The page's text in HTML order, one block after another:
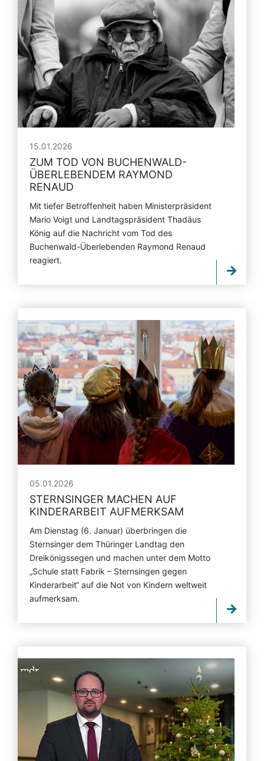
15.01.2026
ZUM TOD VON BUCHENWALD-
ÜBERLEBENDEM RAYMOND
RENAUD
Mit tiefer Betroffenheit haben Ministerpräsident
Mario Voigt und Landtagspräsident Thadäus
König auf die Nachricht vom Tod des
Buchenwald-Überlebenden Raymond Renaud
reagiert.
05.01.2026
STERNSINGER MACHEN AUF
KINDERARBEIT AUFMERKSAM
Am Dienstag (6. Januar) überbringen die
Sternsinger dem Thüringer Landtag den
Dreikönigssegen und machen unter dem Motto
„Schule statt Fabrik – Sternsingen gegen
Kinderarbeit“ auf die Not von Kindern weltweit
aufmerksam.